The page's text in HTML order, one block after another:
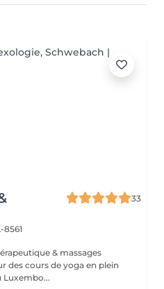
33
8561
& massages
des cours de yoga en plein
Luxembo...